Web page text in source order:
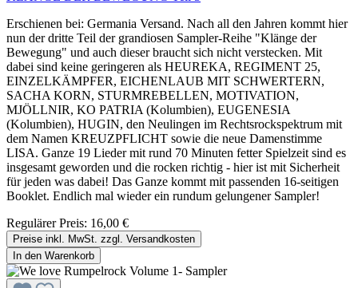
Erschienen bei: Germania Versand. Nach all den Jahren kommt hier
nun der dritte Teil der grandiosen Sampler-Reihe "Klänge der
Bewegung" und auch dieser braucht sich nicht verstecken. Mit
dabei sind keine geringeren als HEUREKA, REGIMENT 25,
EINZELKÄMPFER, EICHENLAUB MIT SCHWERTERN,
SACHA KORN, STURMREBELLEN, MOTIVATION,
MJÖLLNIR, KO PATRIA (Kolumbien), EUGENESIA
(Kolumbien), HUGIN, den Neulingen im Rechtsrockspektrum mit
dem Namen KREUZPFLICHT sowie die neue Damenstimme
LISA. Ganze 19 Lieder mit rund 70 Minuten fetter Spielzeit sind es
insgesamt geworden und die rocken richtig - hier ist mit Sicherheit
für jeden was dabei! Das Ganze kommt mit passenden 16-seitigen
Booklet. Endlich mal wieder ein rundum gelungener Sampler!
Regulärer Preis: 16,00 €
Preise inkl. MwSt. zzgl. Versandkosten
In den Warenkorb